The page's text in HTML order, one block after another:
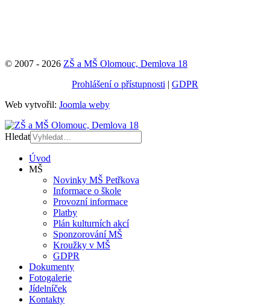
© 2007 - 2026 ZŠ a MŠ Olomouc, Demlova 18
Prohlášení o přístupnosti | GDPR
Web vytvořil: Joomla weby
Hledat
Úvod
MŠ
Novinky MŠ Petřkova
Informace o škole
Provozní informace
Platby
Plán kulturních akcí
Sponzorování MŠ
Kroužky v MŠ
GDPR
Dokumenty
Fotogalerie
Jídelníček
Kontakty